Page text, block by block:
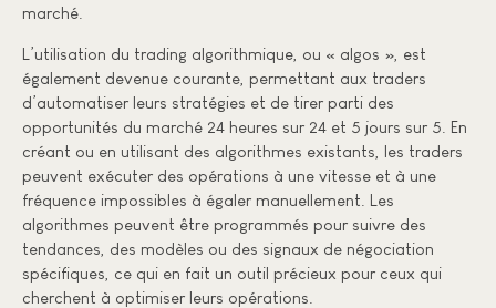
marché.
L’utilisation du trading algorithmique, ou « algos », est
également devenue courante, permettant aux traders
d’automatiser leurs stratégies et de tirer parti des
opportunités du marché 24 heures sur 24 et 5 jours sur 5. En
créant ou en utilisant des algorithmes existants, les traders
peuvent exécuter des opérations à une vitesse et à une
fréquence impossibles à égaler manuellement. Les
algorithmes peuvent être programmés pour suivre des
tendances, des modèles ou des signaux de négociation
spécifiques, ce qui en fait un outil précieux pour ceux qui
cherchent à optimiser leurs opérations.